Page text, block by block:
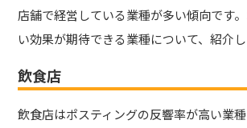
店舗で経営している業種が多い傾向です
い効果が期待できる業種について、紹介し
飲食店
飲食店はポスティングの反響率が高い業